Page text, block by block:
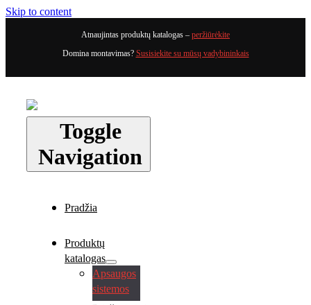
Skip to content
Atnaujintas produktų katalogas – peržiūrėkite
Domina montavimas? Susisiekite su mūsų vadybininkais
Toggle
Navigation
Pradžia
Produktų
katalogas
Apsaugos
sistemos